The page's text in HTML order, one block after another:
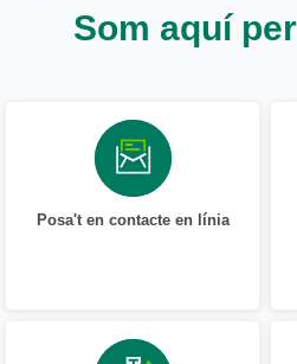
Som aquí
Posa't en contacte en línia